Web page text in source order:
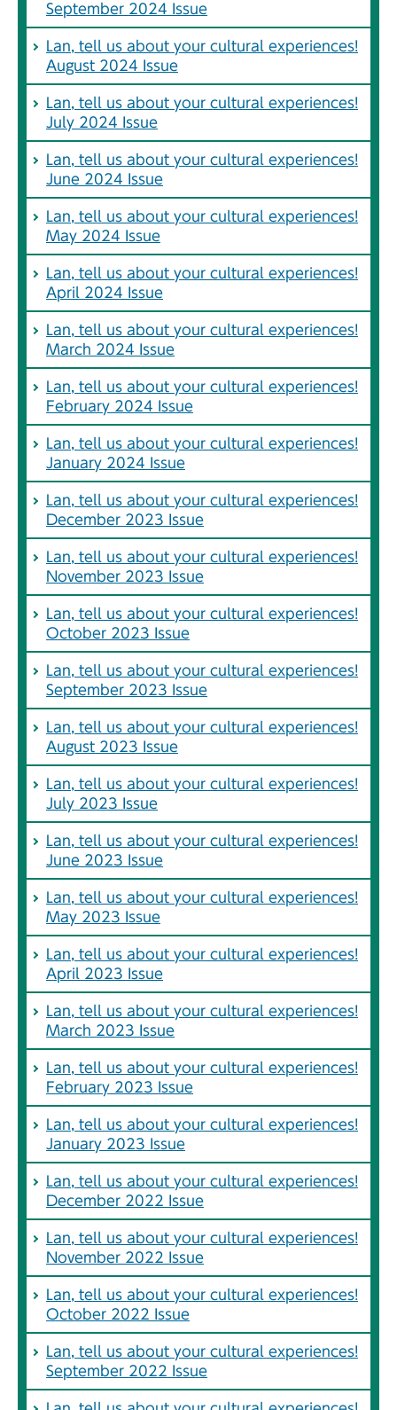
September 2024 Issue
Lan, tell us about your cultural experiences!
August 2024 Issue
Lan, tell us about your cultural experiences!
July 2024 Issue
Lan, tell us about your cultural experiences!
June 2024 Issue
Lan, tell us about your cultural experiences!
May 2024 Issue
Lan, tell us about your cultural experiences!
April 2024 Issue
Lan, tell us about your cultural experiences!
March 2024 Issue
Lan, tell us about your cultural experiences!
February 2024 Issue
Lan, tell us about your cultural experiences!
January 2024 Issue
Lan, tell us about your cultural experiences!
December 2023 Issue
Lan, tell us about your cultural experiences!
November 2023 Issue
Lan, tell us about your cultural experiences!
October 2023 Issue
Lan, tell us about your cultural experiences!
September 2023 Issue
Lan, tell us about your cultural experiences!
August 2023 Issue
Lan, tell us about your cultural experiences!
July 2023 Issue
Lan, tell us about your cultural experiences!
June 2023 Issue
Lan, tell us about your cultural experiences!
May 2023 Issue
Lan, tell us about your cultural experiences!
April 2023 Issue
Lan, tell us about your cultural experiences!
March 2023 Issue
Lan, tell us about your cultural experiences!
February 2023 Issue
Lan, tell us about your cultural experiences!
January 2023 Issue
Lan, tell us about your cultural experiences!
December 2022 Issue
Lan, tell us about your cultural experiences!
November 2022 Issue
Lan, tell us about your cultural experiences!
October 2022 Issue
Lan, tell us about your cultural experiences!
September 2022 Issue